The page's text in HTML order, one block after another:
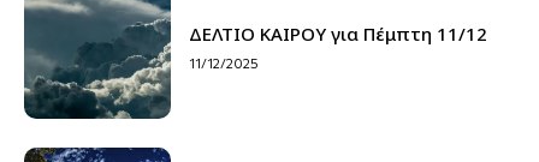
ΔΕΛΤΙΟ ΚΑΙΡΟΥ για Πέμπτη 11/12
11/12/2025